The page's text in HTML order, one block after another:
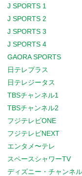
J SPORTS 1
J SPORTS 2
J SPORTS 3
J SPORTS 4
GAORA SPORTS
日テレプラス
日テレジータス
TBSチャンネル1
TBSチャンネル2
フジテレビONE
フジテレビNEXT
エンタメ〜テレ
スペースシャワーTV
ディズニー・チャンネル